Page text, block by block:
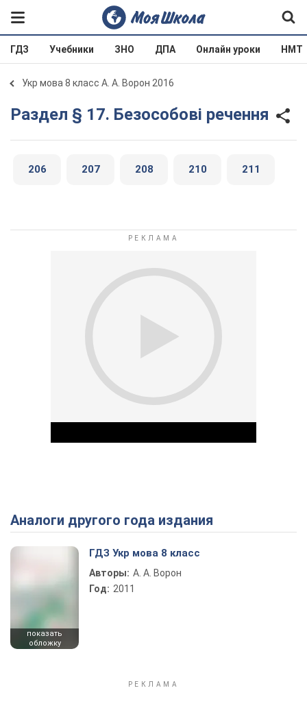
ГДЗ Учебники ЗНО ДПА Онлайн уроки НМТ
Укр мова 8 класс А. А. Ворон 2016
Раздел § 17. Безособові речення
206 207 208 210 211
Play Video
Аналоги другого года издания
показать
обложку
ГДЗ Укр мова 8 класс
Авторы: А. А. Ворон
Год: 2011